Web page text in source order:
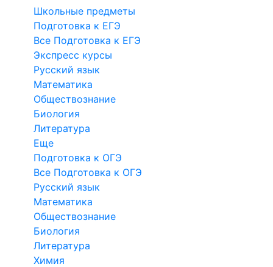
Школьные предметы
Подготовка к ЕГЭ
Все Подготовка к ЕГЭ
Экспресс курсы
Русский язык
Математика
Обществознание
Биология
Литература
Еще
Подготовка к ОГЭ
Все Подготовка к ОГЭ
Русский язык
Математика
Обществознание
Биология
Литература
Химия